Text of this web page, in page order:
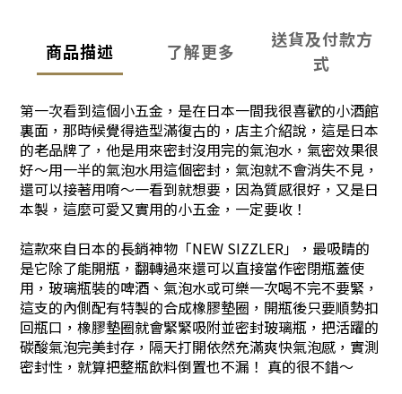
商品描述 了解更多
送貨及付款方
式
第一次看到這個小五金，是在日本一間我很喜歡的小酒館
裏面，那時候覺得造型滿復古的，店主介紹說，這是日本
的老品牌了，他是用來密封沒用完的氣泡水，氣密效果很
好～用一半的氣泡水用這個密封，氣泡就不會消失不見，
還可以接著用唷～一看到就想要，因為質感很好，又是日
本製，這麼可愛又實用的小五金，一定要收！
這款來自日本的長銷神物「NEW SIZZLER」，最吸睛的
是它除了能開瓶，翻轉過來還可以直接當作密閉瓶蓋使
用，玻璃瓶裝的啤酒、氣泡水或可樂一次喝不完不要緊，
這支的內側配有特製的合成橡膠墊圈，開瓶後只要順勢扣
回瓶口，橡膠墊圈就會緊緊吸附並密封玻璃瓶，把活躍的
碳酸氣泡完美封存，隔天打開依然充滿爽快氣泡感，實測
密封性，就算把整瓶飲料倒置也不漏！ 真的很不錯～